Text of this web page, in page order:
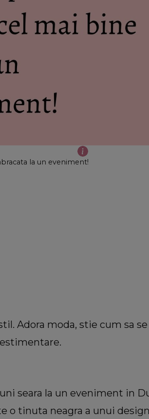
la un eveniment!
Adora moda, stie cum sa se
seara la un eveniment in
o tinuta neagra a unui